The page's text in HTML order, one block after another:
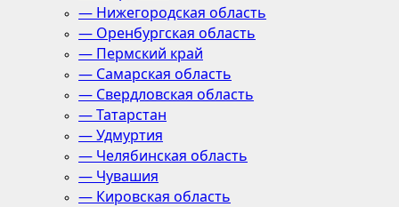
— Нижегородская область
— Оренбургская область
— Пермский край
— Самарская область
— Свердловская область
— Татарстан
— Удмуртия
— Челябинская область
— Чувашия
— Кировская область